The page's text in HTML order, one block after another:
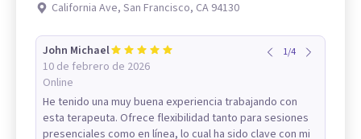
California Ave, San Francisco, CA 94130
John Michael
10 de febrero de 2026
Online
1/4
He tenido una muy buena experiencia trabajando con
esta terapeuta. Ofrece flexibilidad tanto para sesiones
presenciales como en línea, lo cual ha sido clave con mi